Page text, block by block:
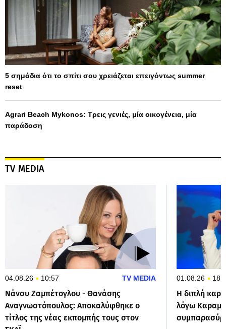
5 σημάδια ότι το σπίτι σου χρειάζεται επειγόντως summer
reset
Agrari Beach Mykonos: Τρεις γενιές, μία οικογένεια, μία
παράδοση
TV MEDIA
04.08.26 10:57 TV MEDIA
Νάνσυ Ζαμπέτογλου - Θανάσης
Αναγνωστόπουλος: Αποκαλύφθηκε ο
τίτλος της νέας εκπομπής τους στον
01.08.26
Η διπλή
λόγω